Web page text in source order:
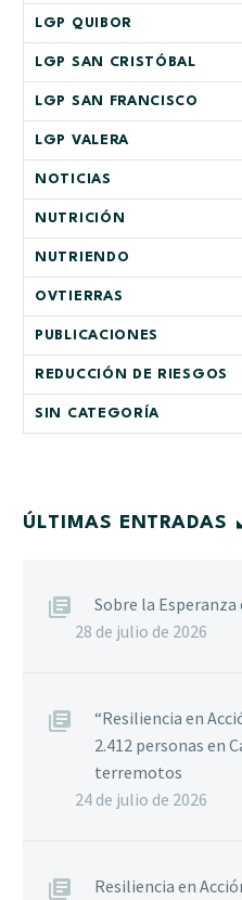
LGP QUIBOR
LGP SAN CRISTÓBAL
LGP SAN FRANCISCO
LGP VALERA
NOTICIAS
NUTRICIÓN
NUTRIENDO
OVTIERRAS
PUBLICACIONES
REDUCCIÓN DE RIESGOS
SIN CATEGORÍA
ÚLTIMAS ENTRADAS
Sobre la
28 de julio de 2026
“Resiliencia en
2.412 personas en
terremotos
24 de julio de 2026
Resiliencia en